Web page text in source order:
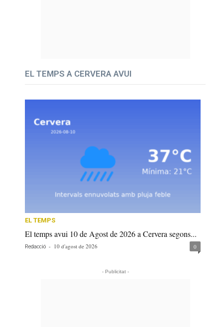
EL TEMPS A CERVERA AVUI
EL TEMPS
El temps avui 10 de Agost de 2026 a Cervera segons...
Redacció - 10 d'agost de 2026 0
- Publicitat -